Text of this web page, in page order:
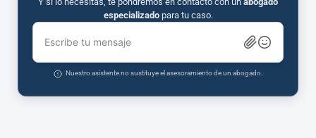
especializadopara tu caso.
Escribe tu mensaje
Nuestro asistente no sustituye el asesoramiento de un abogado.